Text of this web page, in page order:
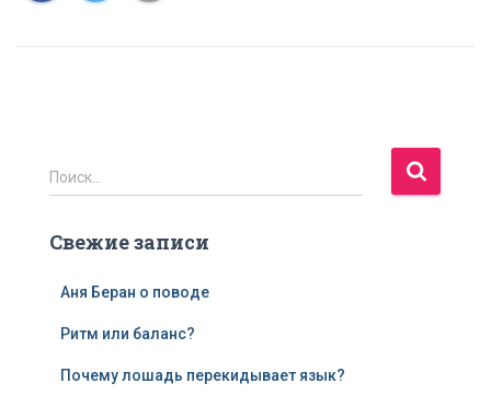
Н
а
т
Поиск…
Свежие записи
Аня Беран о поводе
Ритм или баланс?
Почему лошадь перекидывает язык?